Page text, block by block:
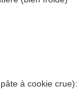
à cookie crue):